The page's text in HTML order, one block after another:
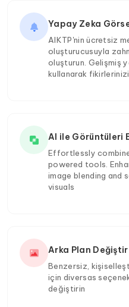
Yapay Zeka
AIKTP'nin ücretsiz
oluşturucusuyla
oluşturun. Gelişmiş
kullanarak
AI ile Görüntüleri
Effortlessly
powered tools.
image blending and
visuals
Arka Plan Değiştir
Benzersiz,
için diversas
değiştirin